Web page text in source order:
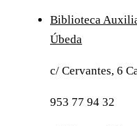
Biblioteca
Úbeda
c/ Cervantes, 6
953 77 94 32